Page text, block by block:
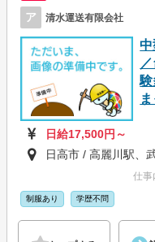
ア 清水運送有限会社
中
日給17,500円～
日高市 / 高麗川駅、
仕事
制服あり 学歴不問